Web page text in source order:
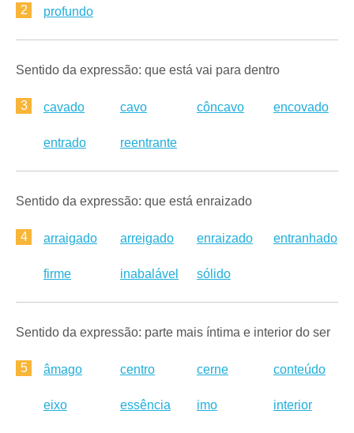
2 profundo
Sentido da expressão: que está vai para dentro
3 cavado cavo côncavo encovado
entrado reentrante
Sentido da expressão: que está enraizado
4 arraigado arreigado enraizado entranhado
firme inabalável sólido
Sentido da expressão: parte mais íntima e interior do ser
5 âmago centro cerne conteúdo
eixo essência imo interior